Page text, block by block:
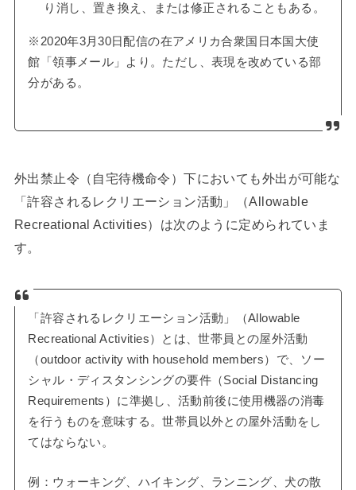
り消し、置き換え、または修正されることもある。
※2020年3月30日配信の在アメリカ合衆国日本国大使
館「領事メール」より。ただし、表現を改めている部
分がある。
外出禁止令（自宅待機命令）下においても外出が可能な
「許容されるレクリエーション活動」（Allowable
Recreational Activities）は次のように定められていま
す。
「許容されるレクリエーション活動」（Allowable
Recreational Activities）とは、世帯員との屋外活動
（outdoor activity with household members）で、ソー
シャル・ディスタンシングの要件（Social Distancing
Requirements）に準拠し、活動前後に使用機器の消毒
を行うものを意味する。世帯員以外との屋外活動をし
てはならない。
例：ウォーキング、ハイキング、ランニング、犬の散